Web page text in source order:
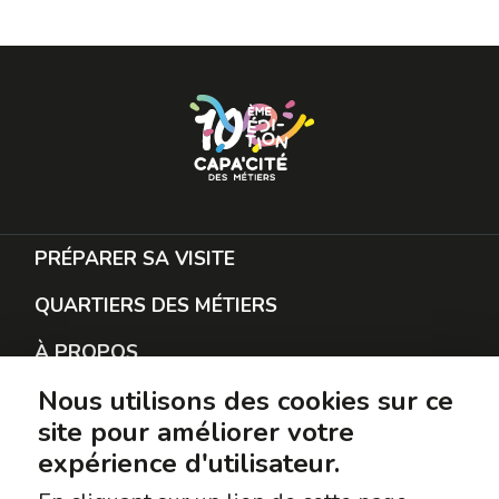
PRÉPARER SA VISITE
QUARTIERS DES MÉTIERS
À PROPOS
RESTER EN CONTACT
PROTECTION DES DONNÉES
SUIVEZ-NOUS
Nous utilisons des cookies sur ce
site pour améliorer votre
expérience d'utilisateur.